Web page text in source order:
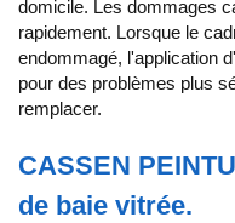
domicile. Les dommages
rapidement. Lorsque le
endommagé, l'application
pour des problèmes plus
remplacer.
CASSEN
de baie vitrée.